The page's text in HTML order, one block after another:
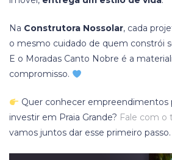
Na Construtora Nossolar, cada
o mesmo cuidado de quem constrói
E o Moradas Canto Nobre é a
compromisso.
Quer conhecer empreendimentos
investir em Praia Grande? Fale com o
vamos juntos dar esse primeiro passo.